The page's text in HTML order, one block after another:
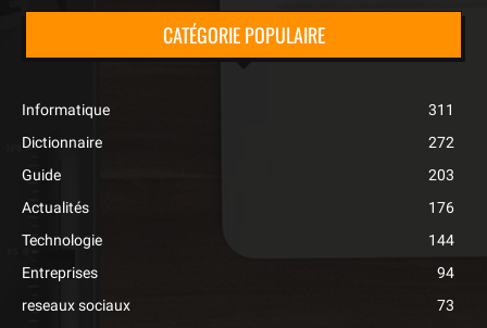
CATÉGORIE POPULAIRE
Informatique
311
Dictionnaire
272
Guide
203
Actualités
176
Technologie
144
Entreprises
94
reseaux sociaux
73